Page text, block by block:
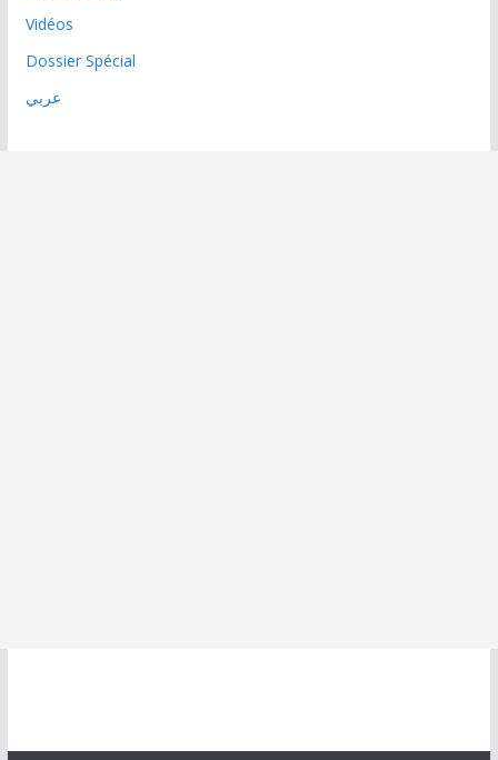
Vidéos
Dossier Spécial
عربي